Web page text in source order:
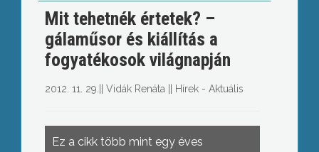
Mit tehetnék értetek? –
gálaműsor és kiállítás a
fogyatékosok világnapján
2012. 11. 29. Vidák Renáta Hírek - Aktuális
Ez a cikk több mint egy éves